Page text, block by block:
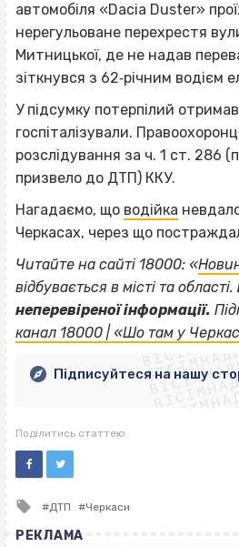
автомобіля «Dacia Duster»
нерегульоване перехрестя
Митницької, де не надав
зіткнувся з 62‐річним водієм
У підсумку потерпілий
госпіталізували.
розслідування за ч. 1 ст. 286
призвело до ДТП) ККУ.
Нагадаємо, що водійка
Черкасах, через що
Читайте на сайті 18000: «
відбувається в місті та області.
неперевіреної інформації.
канал 18000 | «Шо там у
Підписуйтеся на нашу
Поділитись статтею
Tagged
ДТП Черкаси
РЕКЛАМА